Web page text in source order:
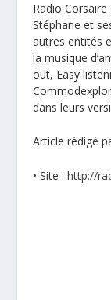
Radio
Stéphane et
autres entités
la musique
out, Easy
dans leurs
Article rédigé
• Site :http://